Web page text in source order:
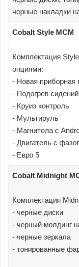
черные накладки
Cobalt Style MCM
Комплектация
опциями:
- Новая приборная
- Подогрев сидений
- Круиз контроль
- Мультируль
- Магнитола с
- Двигатель с
- Евро 5
Cobalt Midnight
Комплектация
- черные диски
- черный молдинг
- черные зеркала
- тонированные